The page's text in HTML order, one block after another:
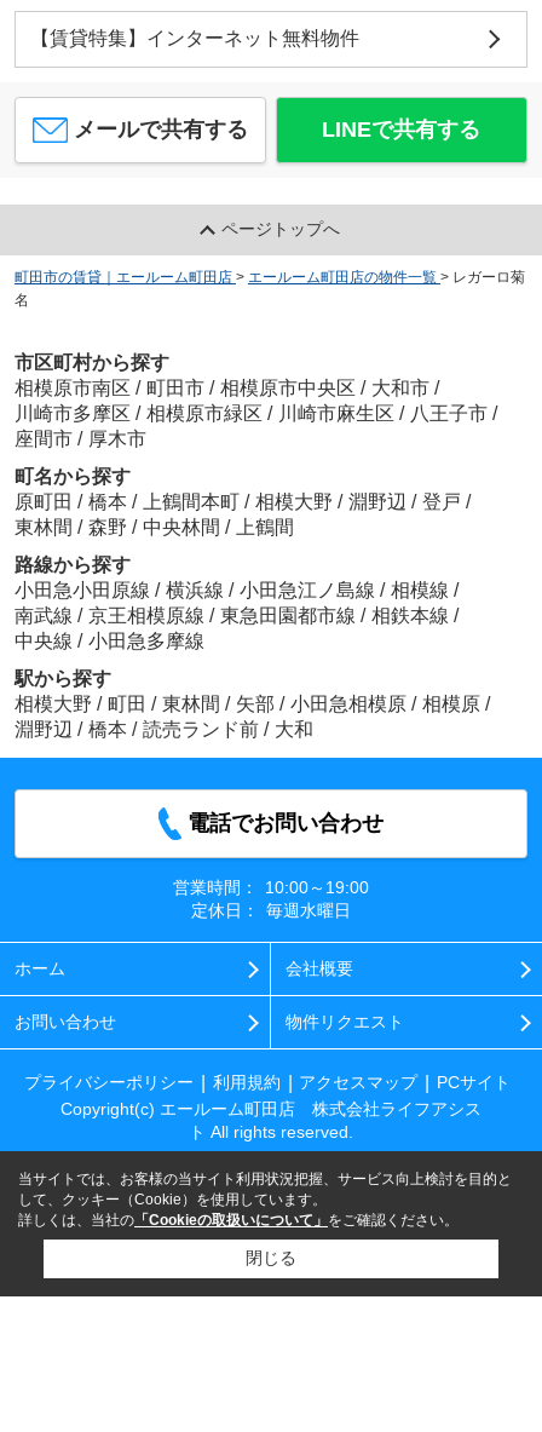
【賃貸特集】インターネット無料物件
メールで共有する LINEで共有する
ページトップへ
町田市の賃貸｜エールーム町田店 > エールーム町田店の物件一覧 > レガーロ菊
名
市区町村から探す
相模原市南区 / 町田市 / 相模原市中央区 / 大和市 /
川崎市多摩区 / 相模原市緑区 / 川崎市麻生区 / 八王子市 /
座間市 / 厚木市
町名から探す
原町田 / 橋本 / 上鶴間本町 / 相模大野 / 淵野辺 / 登戸 /
東林間 / 森野 / 中央林間 /
上鶴間
路線から探す
小田急小田原線 / 横浜線 / 小田急江ノ島線 / 相模線 /
南武線 / 京王相模原線 / 東急田園都市線 / 相鉄本線 /
中央線 / 小田急多摩線
駅から探す
相模大野 / 町田 / 東林間 / 矢部 / 小田急相模原 / 相模原 /
淵野辺 / 橋本 / 読売ランド前 / 大和
電話でお問い合わせ
営業時間：
10:00～19:00
定休日：
毎週水曜日
ホーム 会社概要
お問い合わせ 物件リクエスト
プライバシーポリシー 利用規約 アクセスマップ
PCサイト
Copyright(c) エールーム町田店 株式会社ライフアシス
ト All rights reserved.
当サイトでは、お客様の当サイト利用状況把握、サービス向上検討を目的と
して、クッキー（Cookie）を使用しています。
詳しくは、当社の 「Cookieの取扱いについて」 をご確認ください。
閉じる